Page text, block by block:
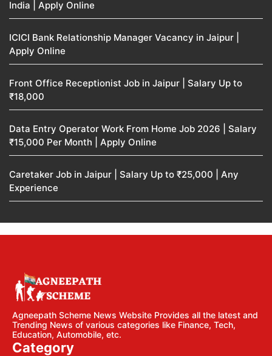
India | Apply Online
ICICI Bank Relationship Manager Vacancy in Jaipur |
Apply Online
Front Office Receptionist Job in Jaipur | Salary Up to
₹18,000
Data Entry Operator Work From Home Job 2026 | Salary
₹15,000 Per Month | Apply Online
Caretaker Job in Jaipur | Salary Up to ₹25,000 | Any
Experience
Agneepath Scheme News Website Provides all the latest and
Trending News of various categories like Finance, Tech,
Education, Automobile, etc.
Category